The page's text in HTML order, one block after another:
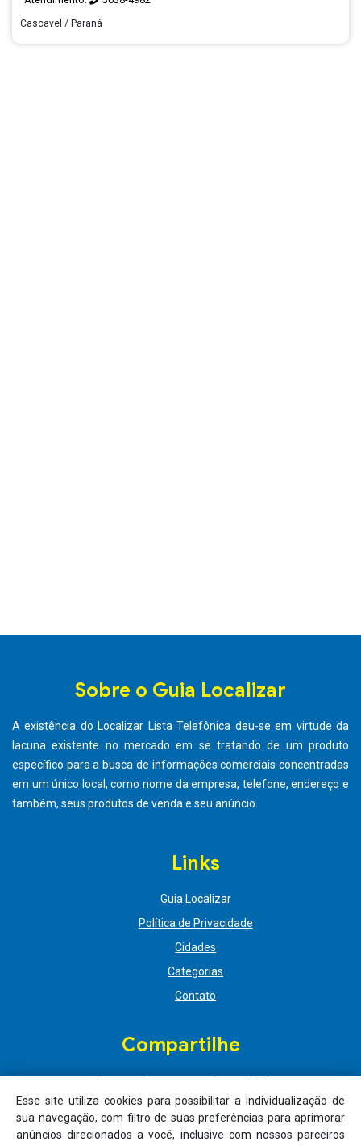
Cascavel / Paraná
Esse site utiliza cookies para possibilitar a individualização de
sua navegação, com filtro de suas preferências para aprimorar
anúncios direcionados a você, inclusive com nossos parceiros